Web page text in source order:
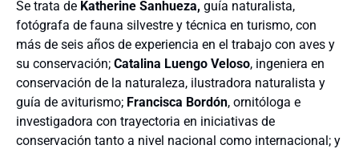
Se trata de Katherine Sanhueza, guía naturalista,
fotógrafa de fauna silvestre y técnica en turismo, con
más de seis años de experiencia en el trabajo con aves y
su conservación; Catalina Luengo Veloso, ingeniera en
conservación de la naturaleza, ilustradora naturalista y
guía de aviturismo; Francisca Bordón, ornitóloga e
investigadora con trayectoria en iniciativas de
conservación tanto a nivel nacional como internacional; y